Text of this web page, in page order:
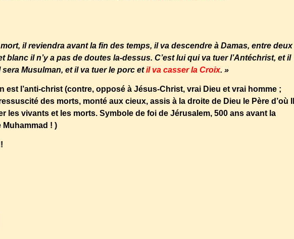
il reviendra avant la fin des temps, il va descendre à Damas, entre deux
blanc il n’y a pas de doutes la-dessus. C’est lui qui va tuer l’Antéchrist, et il
sera Musulman, et il va tuer le porc etil va casser la Croix. »
est l’anti-christ (contre, opposé à Jésus-Christ, vrai Dieu et vrai homme ;
des morts, monté aux cieux, assis à la droite de Dieu le Père d’où Il
les vivants et les morts. Symbole de foi de Jérusalem, 500 ans avant la
! )